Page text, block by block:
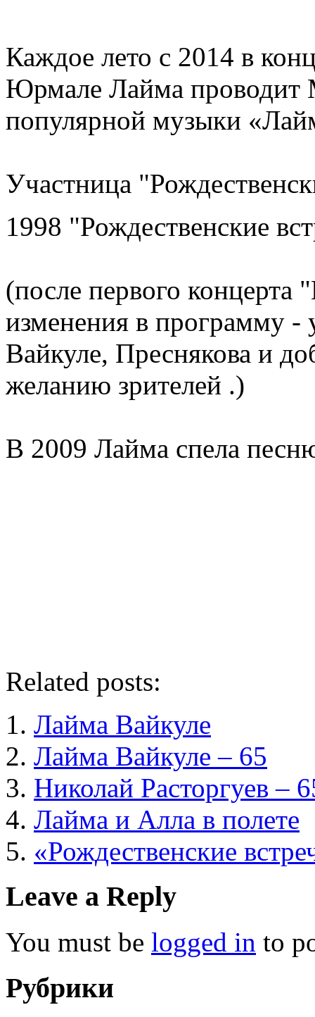
Каждое лето с 2014 в
Юрмале Лайма проводит
популярной музыки
Участница
1998 "Рождественские
(после первого концерта
изменения в программу
Вайкуле, Преснякова и
желанию зрителей .)
В 2009 Лайма спела
Related posts:
Лайма Вайкуле
Лайма Вайкуле – 65
Николай Расторгуев –
Лайма и Алла в полете
«Рождественские
Leave a Reply
You must be logged in to
Рубрики